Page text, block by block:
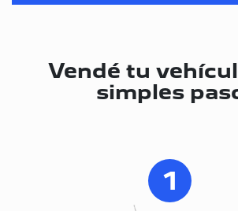
Vendé tu
simples
1